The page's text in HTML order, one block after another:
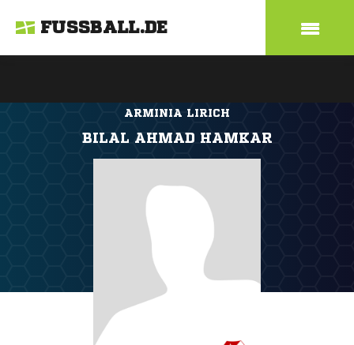
FUSSBALL.DE
ARMINIA LIRICH
BILAL AHMAD HAMKAR